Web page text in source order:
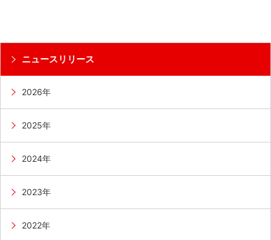
ニュースリリース
2026年
2025年
2024年
2023年
2022年